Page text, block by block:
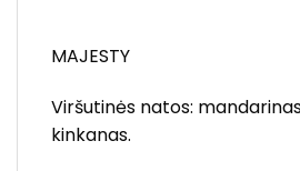
MAJESTY
Viršutinės natos:
kinkanas.